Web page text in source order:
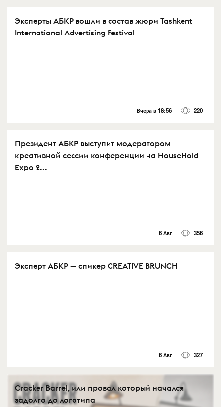
Эксперты АБКР вошли в состав жюри Tashkent
International Advertising Festival
Вчера в 18:56 220
Президент АБКР выступит модератором
креативной сессии конференции на HouseHold
Expo 2...
6 Авг 356
Эксперт АБКР — спикер CREATIVE BRUNCH
6 Авг 327
Cracker Barrel, или провал который начался
задолго до логотипа